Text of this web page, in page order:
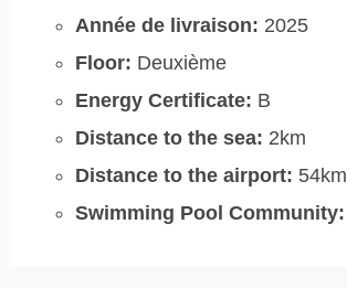
Année de livraison: 2025
Floor: Deuxième
Energy Certificate: B
Distance to the sea: 2km
Distance to the airport: 54km
Swimming Pool Community: